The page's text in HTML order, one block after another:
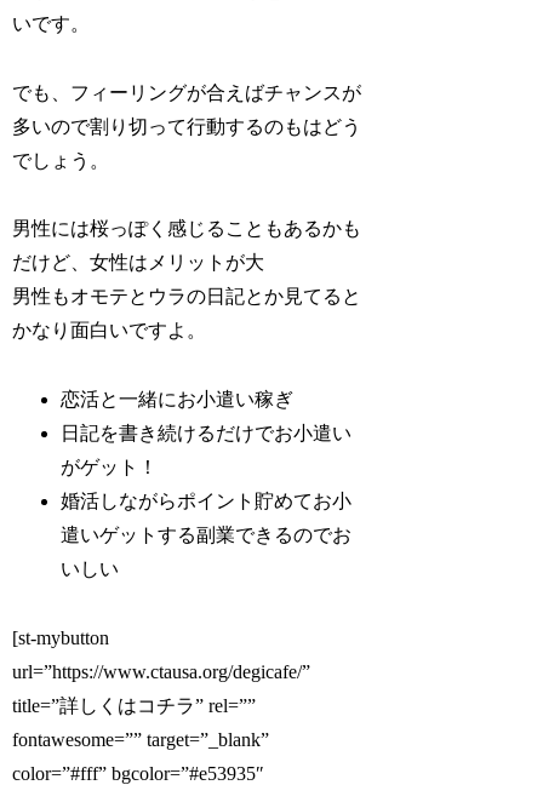
いです。
でも、フィーリングが合えばチャンスが
多いので割り切って行動するのもはどう
でしょう。
男性には桜っぽく感じることもあるかも
だけど、女性はメリットが大
男性もオモテとウラの日記とか見てると
かなり面白いですよ。
恋活と一緒にお小遣い稼ぎ
日記を書き続けるだけでお小遣い
がゲット！
婚活しながらポイント貯めてお小
遣いゲットする副業できるのでお
いしい
[st-mybutton
url=”https://www.ctausa.org/degicafe/”
title=”詳しくはコチラ” rel=””
fontawesome=”” target=”_blank”
color=”#fff” bgcolor=”#e53935″